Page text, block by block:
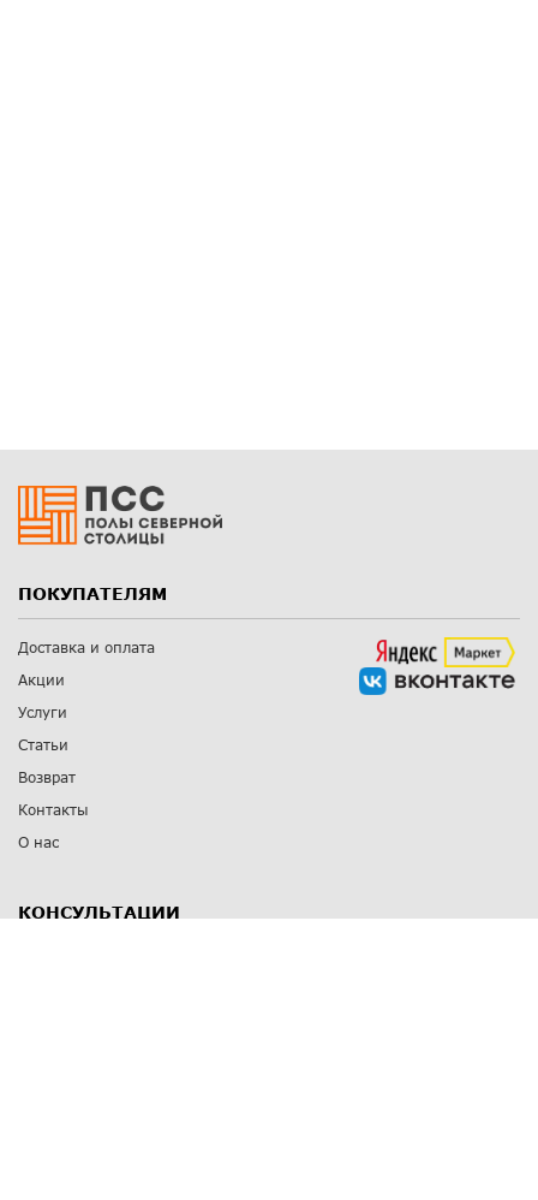
ПОКУПАТЕЛЯМ
Доставка и оплата
Акции
Услуги
Статьи
Возврат
Контакты
О нас
КОНСУЛЬТАЦИИ